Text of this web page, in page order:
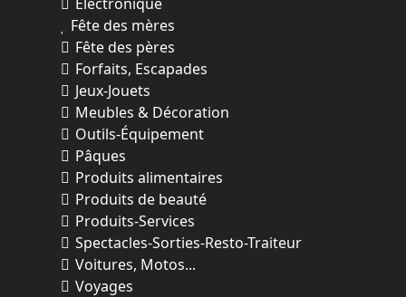
Fête des mères
Fête des pères
Forfaits, Escapades
Jeux-Jouets
Meubles & Décoration
Outils-Équipement
Pâques
Produits alimentaires
Produits de beauté
Produits-Services
Spectacles-Sorties-Resto-Traiteur
Voitures, Motos...
Voyages